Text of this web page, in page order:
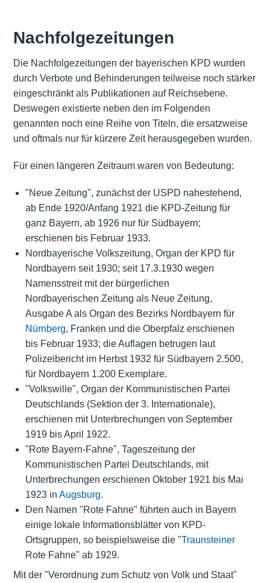
Nachfolgezeitungen
Die Nachfolgezeitungen der bayerischen KPD wurden
durch Verbote und Behinderungen teilweise noch stärker
eingeschränkt als Publikationen auf Reichsebene.
Deswegen existierte neben den im Folgenden
genannten noch eine Reihe von Titeln, die ersatzweise
und oftmals nur für kürzere Zeit herausgegeben wurden.
Für einen längeren Zeitraum waren von Bedeutung:
"Neue Zeitung", zunächst der USPD nahestehend,
ab Ende 1920/Anfang 1921 die KPD-Zeitung für
ganz Bayern, ab 1926 nur für Südbayern;
erschienen bis Februar 1933.
Nordbayerische Volkszeitung, Organ der KPD für
Nordbayern seit 1930; seit 17.3.1930 wegen
Namensstreit mit der bürgerlichen
Nordbayerischen Zeitung als Neue Zeitung,
Ausgabe A als Organ des Bezirks Nordbayern für
Nürnberg, Franken und die Oberpfalz erschienen
bis Februar 1933; die Auflagen betrugen laut
Polizeibericht im Herbst 1932 für Südbayern 2.500,
für Nordbayern 1.200 Exemplare.
"Volkswille", Organ der Kommunistischen Partei
Deutschlands (Sektion der 3. Internationale),
erschienen mit Unterbrechungen von September
1919 bis April 1922.
"Rote Bayern-Fahne", Tageszeitung der
Kommunistischen Partei Deutschlands, mit
Unterbrechungen erschienen Oktober 1921 bis Mai
1923 in Augsburg.
Den Namen "Rote Fahne" führten auch in Bayern
einige lokale Informationsblätter von KPD-
Ortsgruppen, so beispielsweise die "Traunsteiner
Rote Fahne" ab 1929.
Mit der "Verordnung zum Schutz von Volk und Staat"